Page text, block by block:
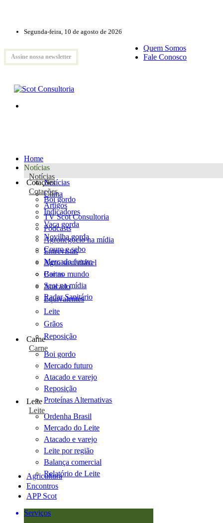
Segunda-feira, 10 de agosto de 2026
Assine nossa newsletter
Quem Somos
Fale Conosco
Home
Notícias
Notícias
Notícias
Clima
Artigos
TV Scot Consultoria
Podcasts
Agronegócio na mídia
Entrevistas
Agro sustentável
Cartas
Scot na mídia
Radar Sanitário
Cotações
Cotações
Boi gordo
Indicadores
Vaca gorda
Novilha gorda
Couro e sebo
Mercado futuro
Boi no mundo
Atacado
Equivalentes
Leite
Grãos
Reposição
Carne
Carne
Boi gordo
Mercado futuro
Atacado e varejo
Reposição
Proteínas Alternativas
Leite
Leite
Ordenha Brasil
Mercado do Leite
Atacado e varejo
Leite por região
Balança comercial
Relatório de Leite
Agricultura
Encontros
APP Scot
Serviços